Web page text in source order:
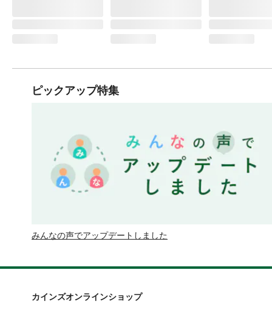
ピックアップ特集
みんなの声でアップデートしました
カインズオンラインショップ